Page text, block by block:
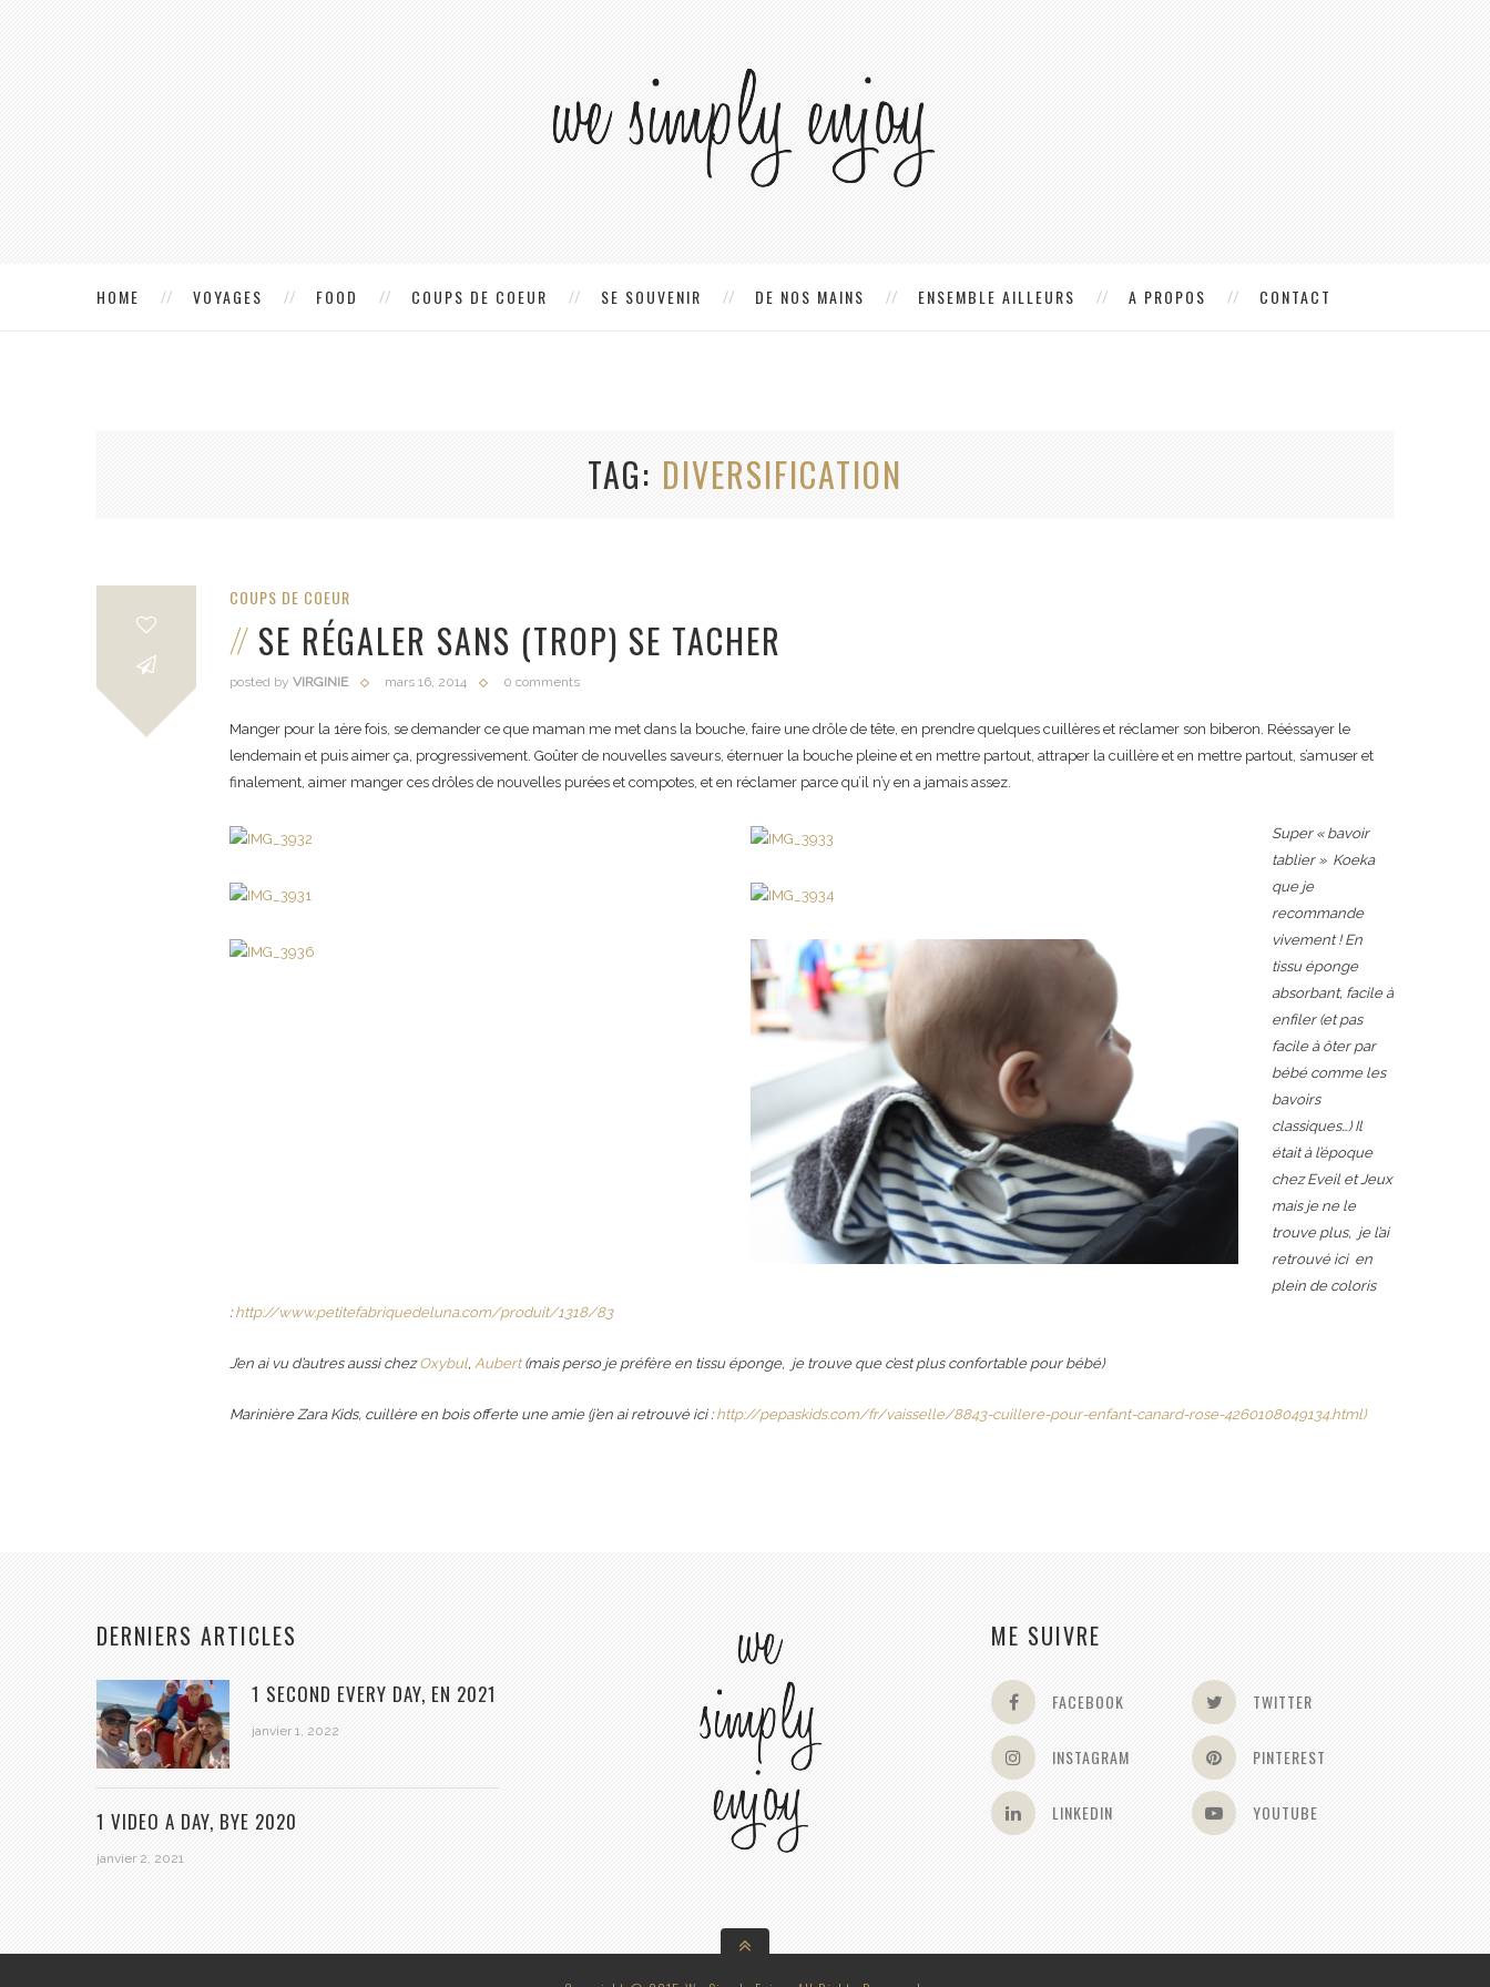
HOME VOYAGES FOOD COUPS DE COEUR SE SOUVENIR DE NOS MAINS ENSEMBLE AILLEURS A PROPOS CONTACT
TAG DIVERSIFICATION
COUPS DE COEUR
SE RÉGALER SANS (TROP) SE TACHER
posted by VIRGINIE mars 16, 2014 0 comments
Manger pour la 1ère fois, se demander ce que maman me met dans la bouche, faire une drôle de tête, en prendre quelques cuillères et réclamer son biberon. Rééssayer le
lendemain et puis aimer ça, progressivement. Goûter de nouvelles saveurs, éternuer la bouche pleine et en mettre partout, attraper la cuillère et en mettre partout, s’amuser et
finalement, aimer manger ces drôles de nouvelles purées et compotes, et en réclamer parce qu’il n’y en a jamais assez.
Super « bavoir
tablier » Koeka
que je
recommande
vivement ! En
tissu éponge
absorbant, facile à
enfiler (et pas
facile à ôter par
bébé comme les
bavoirs
classiques…)Il
était à l’époque
chez Eveil et Jeux
mais je ne le
trouve plus, je l’ai
retrouvé ici en
plein de coloris
:http://www.petitefabriquedeluna.com/produit/1318/83
J’en ai vu d’autres aussi chezOxybul, Aubert(mais perso je préfère en tissu éponge, je trouve que c’est plus confortable pour bébé)
Marinière Zara Kids, cuillère en bois offerte une amie (j’en ai retrouvé ici :http://pepaskids.com/fr/vaisselle/8843-cuillere-pour-enfant-canard-rose-4260108049134.html)
DERNIERS ARTICLES
1 SECOND EVERY DAY, EN 2021
janvier 1, 2022
1 VIDEO A DAY, BYE 2020
janvier 2, 2021
ME SUIVRE
FACEBOOK TWITTER
INSTAGRAM PINTEREST
LINKEDIN YOUTUBE